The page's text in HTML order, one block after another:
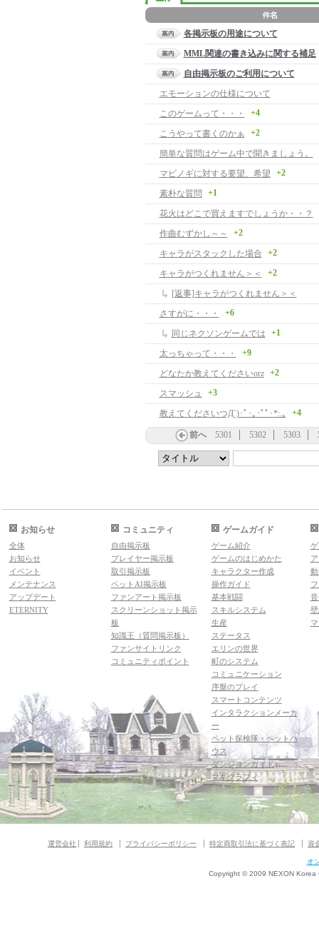
各掲示板の用途について
MML関連の書き込みに関する補足
自由掲示板のご利用について
エモーションの仕様について
このゲームって・・・
+4
こうやって書くのかぁ +2
簡単な質問はゲーム中で聞きましょう。
マビノギに対する要望、希望
+2
素朴な質問 +1
花火はどこで買えますでしょうか・・？
作曲むずかし～～ +2
キャラがスタックした場合 +2
キャラがつくれません＞＜ +2
[返事]キャラがつくれません＞＜
さすがに・・・
+6
同じネクソンゲームでは +1
太っちゃって・・・ +9
どなたか教えてくださいorz +2
スマッシュ +3
教えてくださいつД`)･ﾟ･｡･ﾟﾟ･*:.｡ +4
前へ 5301 5302 5303
お知らせ
全体
お知らせ
イベント
メンテナンス
アップデート
ETERNITY
コミュニティ
自由掲示板
プレイヤー掲示板
取引掲示板
ペットAI掲示板
ファンアート掲示板
スクリーンショット掲示
板
知識王（質問掲示板）
ファンサイトリンク
コミュニティポイント
ゲームガイド
ゲーム紹介
ゲームのはじめかた
キャラクター作成
操作ガイド
基本戦闘
スキルシステム
生産
ステータス
エリンの世界
町のシステム
コミュニケーション
序盤のプレイ
スマートコンテンツ
インタラクションメーカ
ー
ペット探検隊・ペットハ
ウス
ダンジョンガイド
マギグラフィ
運営会社 利用規約 プライバシーポリシー 特定商取引法に基づく表記 資
オ
Copyright © 2009 NEXON Korea